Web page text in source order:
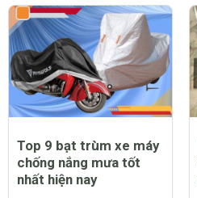
Top 9 bạt trùm xe máy
chống nắng mưa tốt
nhất hiện nay